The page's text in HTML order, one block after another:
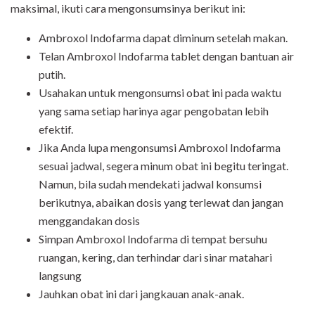
maksimal, ikuti cara mengonsumsinya berikut ini:
Ambroxol Indofarma dapat diminum setelah makan.
Telan Ambroxol Indofarma tablet dengan bantuan air
putih.
Usahakan untuk mengonsumsi obat ini pada waktu
yang sama setiap harinya agar pengobatan lebih
efektif.
Jika Anda lupa mengonsumsi Ambroxol Indofarma
sesuai jadwal, segera minum obat ini begitu teringat.
Namun, bila sudah mendekati jadwal konsumsi
berikutnya, abaikan dosis yang terlewat dan jangan
menggandakan dosis
Simpan Ambroxol Indofarma di tempat bersuhu
ruangan, kering, dan terhindar dari sinar matahari
langsung
Jauhkan obat ini dari jangkauan anak-anak.